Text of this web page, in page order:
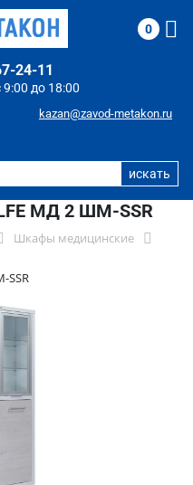
до 18:00
24-11
kazan@zavod-metakon.ru
0
МД 2 ШМ-SSR
Шкафы медицинские